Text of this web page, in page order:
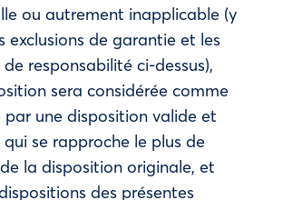
ou autrement inapplicable (y
exclusions de garantie et les
responsabilité ci-dessus),
sera considérée comme
par une disposition valide et
se rapproche le plus de
la disposition originale, et
des présentes